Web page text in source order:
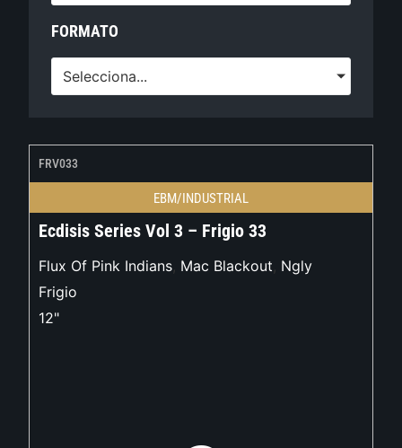
FORMATO
Selecciona...
FRV033
EBM/INDUSTRIAL
Ecdisis Series Vol 3 – Frigio 33
Flux Of Pink Indians, Mac Blackout, Ngly
Frigio
12"